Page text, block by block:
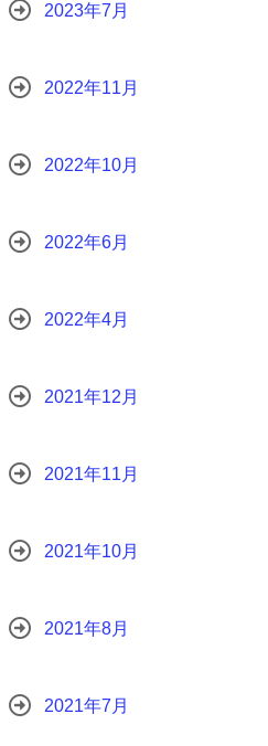
2023年7月
2022年11月
2022年10月
2022年6月
2022年4月
2021年12月
2021年11月
2021年10月
2021年8月
2021年7月